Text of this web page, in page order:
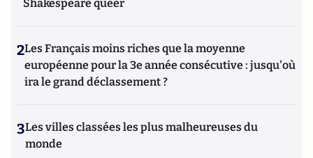
Shakespeare queer
2Les Français moins riches que la moyenne
européenne pour la 3e année consécutive : jusqu'où
ira le grand déclassement ?
3Les villes classées les plus malheureuses du
monde